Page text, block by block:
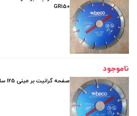
GR150
ناموجود
صفحه گرانیت بر مینی 125 سایز 22.2*125 بکو مدل Beco GR125